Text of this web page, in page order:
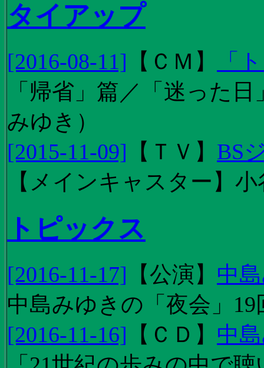
タイアップ
[2016-08-11] 【 ＣＭ 】
「
「帰省」篇／「迷った
みゆき）
[2015-11-09] 【 ＴＶ 】 BS
【メインキャスター】
トピックス
[2016-11-17] 【公演 】 中
中島みゆきの「夜会」
[2016-11-16] 【 ＣＤ 】 中